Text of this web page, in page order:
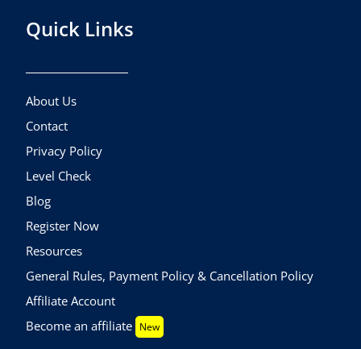
Quick Links
About Us
Contact
Privacy Policy
Level Check
Blog
Register Now
Resources
General Rules, Payment Policy & Cancellation Policy
Affiliate Account
Become an affiliate New